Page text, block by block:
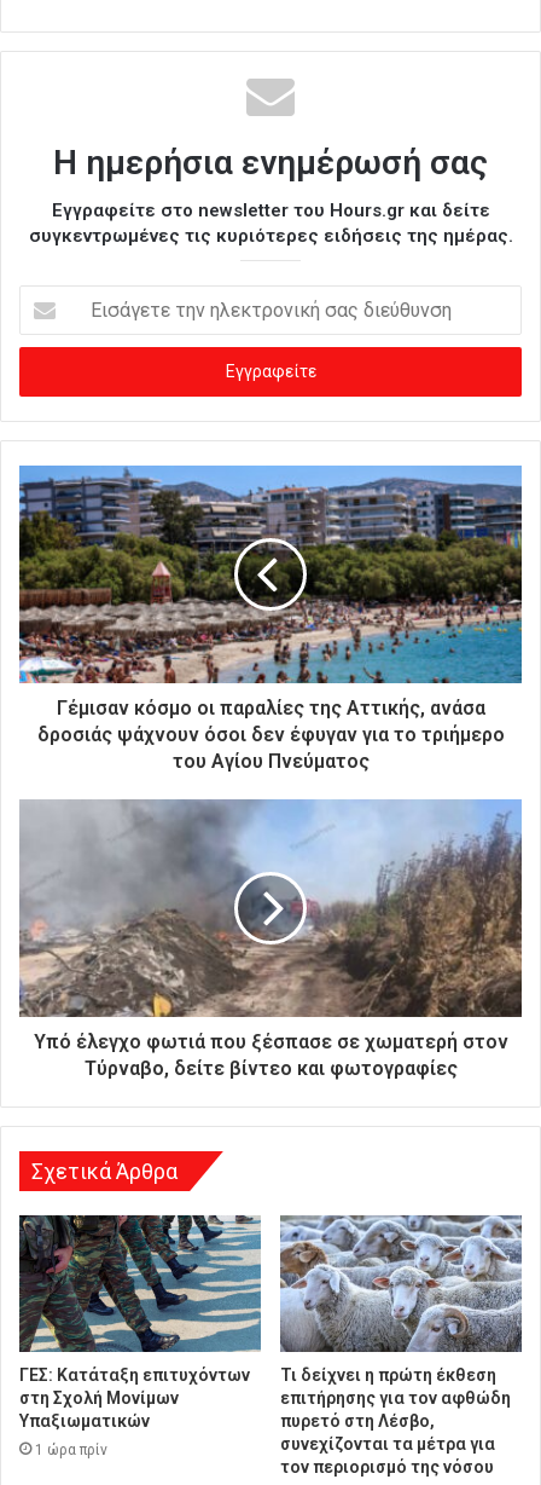
Η ημερήσια ενημέρωσή σας
Εγγραφείτε στο newsletter του Hours.gr και δείτε
συγκεντρωμένες τις κυριότερες ειδήσεις της ημέρας.
σ
γ
ε
τ
η
ν
η
λ
ε
κ
τ
δ
ι
ε
ύ
σ
Γέμισαν κόσμο οι παραλίες της Αττικής, ανάσα
δροσιάς ψάχνουν όσοι δεν έφυγαν για το τριήμερο
του Αγίου Πνεύματος
Υπό έλεγχο φωτιά που ξέσπασε σε χωματερή στον
Τύρναβο, δείτε βίντεο και φωτογραφίες
Σχετικά Άρθρα
ΓΕΣ: Κατάταξη επιτυχόντων
στη Σχολή Μονίμων
Υπαξιωματικών
1 ώρα πρίν
Τι δείχνει η πρώτη έκθεση
επιτήρησης για τον αφθώδη
πυρετό στη Λέσβο,
συνεχίζονται τα μέτρα για
τον περιορισμό της νόσου